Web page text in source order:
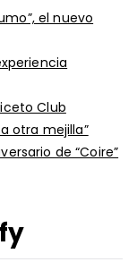
el nuevo
Club
otra mejilla”
de “Coire”